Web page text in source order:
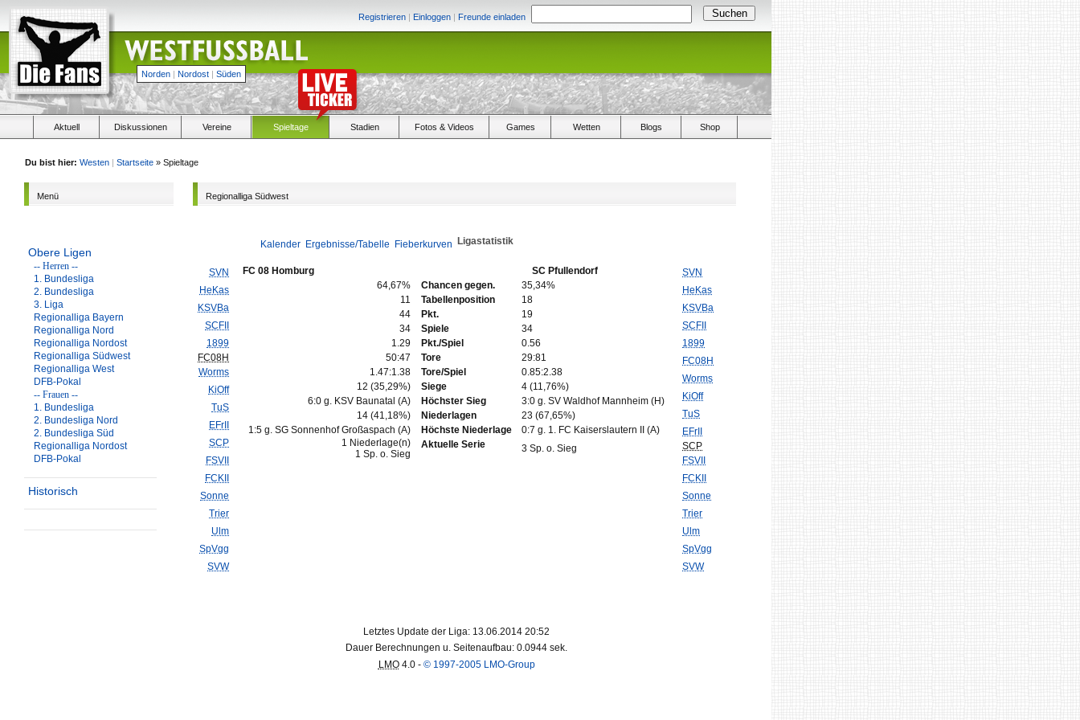
Registrieren | Einloggen | Freunde einladen
Norden | Nordost | Süden
Aktuell Diskussionen Vereine Spieltage Stadien Fotos & Videos Games Wetten Blogs Shop
Du bist hier: Westen | Startseite » Spieltage
Menü
Obere Ligen
-- Herren --
1. Bundesliga
2. Bundesliga
3. Liga
Regionalliga Bayern
Regionalliga Nord
Regionalliga Nordost
Regionalliga Südwest
Regionalliga West
DFB-Pokal
-- Frauen --
1. Bundesliga
2. Bundesliga Nord
2. Bundesliga Süd
Regionalliga Nordost
DFB-Pokal
Historisch
Regionalliga Südwest
Kalender Ergebnisse/Tabelle Fieberkurven Ligastatistik
SVN
HeKas
KSVBa
SCFII
1899
FC08H
Worms
KiOff
TuS
EFrII
SCP
FSVII
FCKII
Sonne
Trier
Ulm
SpVgg
SVW
FC 08 Homburg
SC Pfullendorf
64,67%
Chancen gegen.
35,34%
11
Tabellenposition
18
44
Pkt.
19
34
Spiele
34
1.29
Pkt./Spiel
0.56
50:47
Tore
29:81
1.47:1.38
Tore/Spiel
0.85:2.38
12 (35,29%)
Siege
4 (11,76%)
6:0 g. KSV Baunatal (A)
Höchster Sieg
3:0 g. SV Waldhof Mannheim (H)
14 (41,18%)
Niederlagen
23 (67,65%)
1:5 g. SG Sonnenhof Großaspach (A)
Höchste Niederlage
0:7 g. 1. FC Kaiserslautern II (A)
1 Niederlage(n)
1 Sp. o. Sieg
Aktuelle Serie 3 Sp. o. Sieg
SVN
HeKas
KSVBa
SCFII
1899
FC08H
Worms
KiOff
TuS
EFrII
SCP
FSVII
FCKII
Sonne
Trier
Ulm
SpVgg
SVW
Letztes Update der Liga: 13.06.2014 20:52
Dauer Berechnungen u. Seitenaufbau: 0.0944 sek.
LMO4.0 - © 1997-2005 LMO-Group